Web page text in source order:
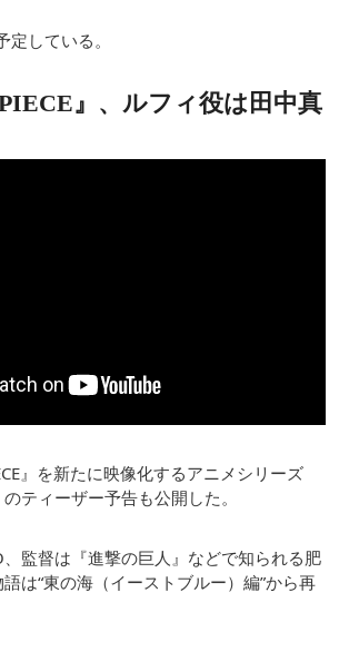
している。
』、ルフィ役は田中真
』を新たに映像化するアニメシリーズ
のティーザー予告も公開した。
監督は『進撃の巨人』などで知られる肥
は“東の海（イーストブルー）編”から再